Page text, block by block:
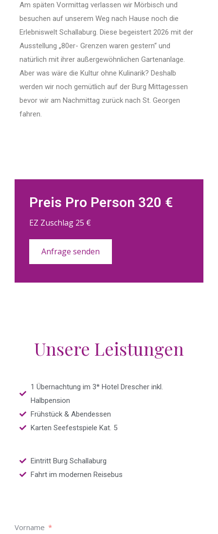
Am späten Vormittag verlassen wir Mörbisch und
besuchen auf unserem Weg nach Hause noch die
Erlebniswelt Schallaburg. Diese begeistert 2026 mit der
Ausstellung „80er- Grenzen waren gestern“ und
natürlich mit ihrer außergewöhnlichen Gartenanlage.
Aber was wäre die Kultur ohne Kulinarik? Deshalb
werden wir noch gemütlich auf der Burg Mittagessen
bevor wir am Nachmittag zurück nach St. Georgen
fahren.
Preis Pro Person 320 €
EZ Zuschlag 25 €
Anfrage senden
Unsere Leistungen
1 Übernachtung im 3* Hotel Drescher inkl.
Halbpension
Frühstück & Abendessen
Karten Seefestspiele Kat. 5
Eintritt Burg Schallaburg
Fahrt im modernen Reisebus
Vorname